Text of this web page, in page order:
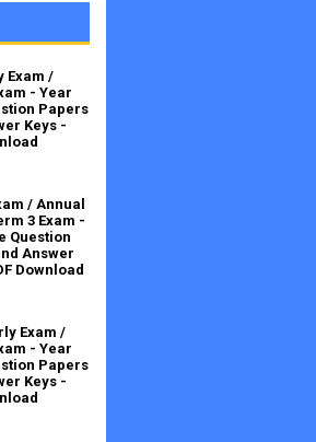
Exam /
- Year
Papers
Keys -
/ Annual
3 Exam -
Question
Answer
Download
Exam /
- Year
Papers
Keys -